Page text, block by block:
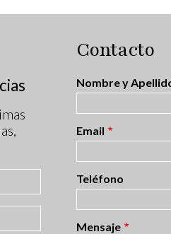
Contacto
Nombre y
Email
Teléfono
Mensaje